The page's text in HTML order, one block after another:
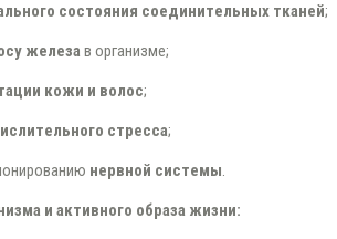
состояния соединительных тканей;
железав организме;
кожи и волос;
стресса;
нервной системы.
и активного образа жизни: